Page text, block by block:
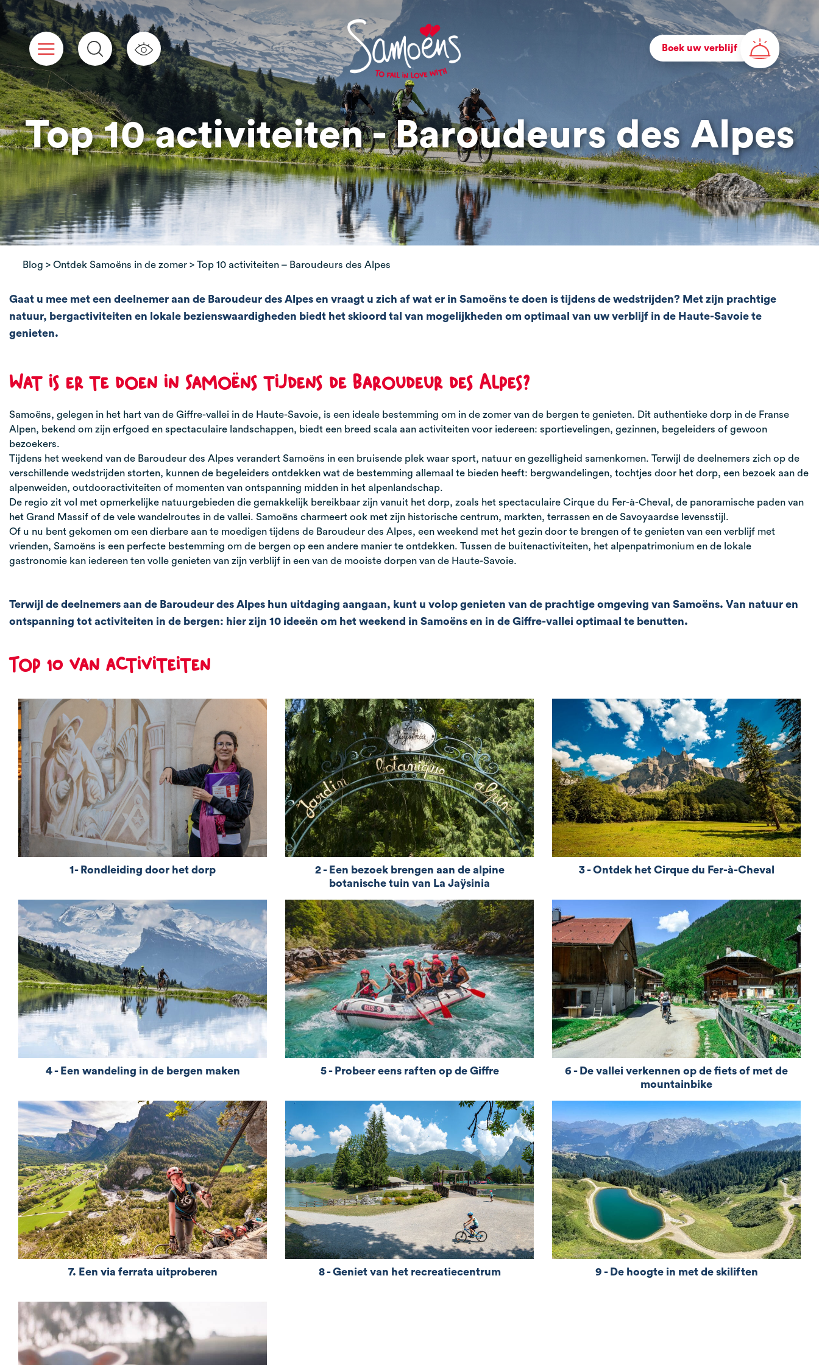
Boek uw verblijf
Top 10 activiteiten - Baroudeurs des Alpes
Blog > Ontdek Samoëns in de zomer > Top 10 activiteiten – Baroudeurs des Alpes
Gaat u mee met een deelnemer aan de Baroudeur des Alpes en vraagt u zich af wat er in Samoëns te doen is tijdens de wedstrijden? Met zijn prachtige
natuur, bergactiviteiten en lokale bezienswaardigheden biedt het skioord tal van mogelijkheden om optimaal van uw verblijf in de Haute-Savoie te
genieten.
Wat is er te doen in Samoëns tijdens de Baroudeur des Alpes?
Samoëns, gelegen in het hart van de Giffre-vallei in de Haute-Savoie, is een ideale bestemming om in de zomer van de bergen te genieten. Dit authentieke dorp in de Franse
Alpen, bekend om zijn erfgoed en spectaculaire landschappen, biedt een breed scala aan activiteiten voor iedereen: sportievelingen, gezinnen, begeleiders of gewoon
bezoekers.
Tijdens het weekend van de Baroudeur des Alpes verandert Samoëns in een bruisende plek waar sport, natuur en gezelligheid samenkomen. Terwijl de deelnemers zich op de
verschillende wedstrijden storten, kunnen de begeleiders ontdekken wat de bestemming allemaal te bieden heeft: bergwandelingen, tochtjes door het dorp, een bezoek aan de
alpenweiden, outdooractiviteiten of momenten van ontspanning midden in het alpenlandschap.
De regio zit vol met opmerkelijke natuurgebieden die gemakkelijk bereikbaar zijn vanuit het dorp, zoals het spectaculaire Cirque du Fer-à-Cheval, de panoramische paden van
het Grand Massif of de vele wandelroutes in de vallei. Samoëns charmeert ook met zijn historische centrum, markten, terrassen en de Savoyaardse levensstijl.
Of u nu bent gekomen om een dierbare aan te moedigen tijdens de Baroudeur des Alpes, een weekend met het gezin door te brengen of te genieten van een verblijf met
vrienden, Samoëns is een perfecte bestemming om de bergen op een andere manier te ontdekken. Tussen de buitenactiviteiten, het alpenpatrimonium en de lokale
gastronomie kan iedereen ten volle genieten van zijn verblijf in een van de mooiste dorpen van de Haute-Savoie.
Terwijl de deelnemers aan de Baroudeur des Alpes hun uitdaging aangaan, kunt u volop genieten van de prachtige omgeving van Samoëns. Van natuur en
ontspanning tot activiteiten in de bergen: hier zijn 10 ideeën om het weekend in Samoëns en in de Giffre-vallei optimaal te benutten.
Top 10 van activiteiten
Visite commentée du patrimoine historique et
Visite sur demande (minimum 3 pers.)
1- Rondleiding door het dorp
De tuin van de wereld Gerangschikt als
"Outstanding Garden of France", biedt de Alpine
Botanical Garden Jaÿsinia, met zijn 2400 soorten
planten, een poëtische wandeling door de alpiene
flora en planten van de bergen van de 5
continenten. Discovery. Wandel over de paden van
deze botanische tuin in art-nouveaustijl, het
kruispunt tussen de berg...
2 - Een bezoek brengen aan de alpine
botanische tuin van La Jaÿsinia
Het grootste natuurreservaat in de Haute-Savoie,
over een uitgestrekt grondgebied. Gelegen in de
buurt van Samoëns, profiteert het van de
aanwezigheid van twee imposante glaciale cirques,
die van Fer-à-Cheval en Fonts, waaruit
indrukwekkende watervallen springen. Een ideale
natuurlijke omgeving ...
3 - Ontdek het Cirque du Fer-à-Cheval
mn][vc_column_text css=""] Gaat u mee met een
zich af wat er in Samoëns te doen is tijdens de
wedstrijden? Met zijn prachtige natuur,
bergactiviteiten en lokale bezienswaardigheden
biedt het skioord tal van mogelijkheden om
optimaal van uw verblijf in de Haute-Savoie te
genieten.
4 - Een wandeling in de bergen maken
Zin in spanning en sensatie in het hart van de
must-do’s onder de wateractiviteiten deze zomer.
Op de Giffre, een alpenrivier die bekend staat om
zijn stroomversnellingen en ongerepte
landschappen, stap je aan boord van een
opblaasbare raft onder begeleiding van
professionele gidsen. Raften is geschik...
5 - Probeer eens raften op de Giffre
mn][yata_element40 image="12451" titre="Ontdek
massif-in-de-
zonnige dagen, wanneer de sneeuw is gesmolten,
wordt Samoëns een fietsland. Hier is d...
6 - De vallei verkennen op de fiets of met de
mountainbike
De Via Ferrata in de bergen, in de Haute Savoie,
muren te beklimmen.
7. Een via ferrata uitproberen
La base de loisirs construite autour de ses deux
8 - Geniet van het recreatiecentrum
De hellingen van Samoëns af: paradijs voor
9 - De hoogte in met de skiliften
Cookies beheer paneel